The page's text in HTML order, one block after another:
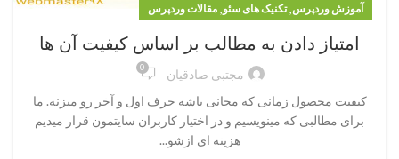
آموزش وردپرس,تکنیک های سئو, مقالات وردپرس
امتیاز دادن به مطالب بر اساس کیفیت آن ها
مجتبی صادقیان 0
کیفیت محصول زمانی که مجانی باشه حرف اول و آخر رو میزنه. ما
برای مطالبی که مینویسیم و در اختیار کاربران سایتمون قرار میدیم
هزینه ای ازشو...